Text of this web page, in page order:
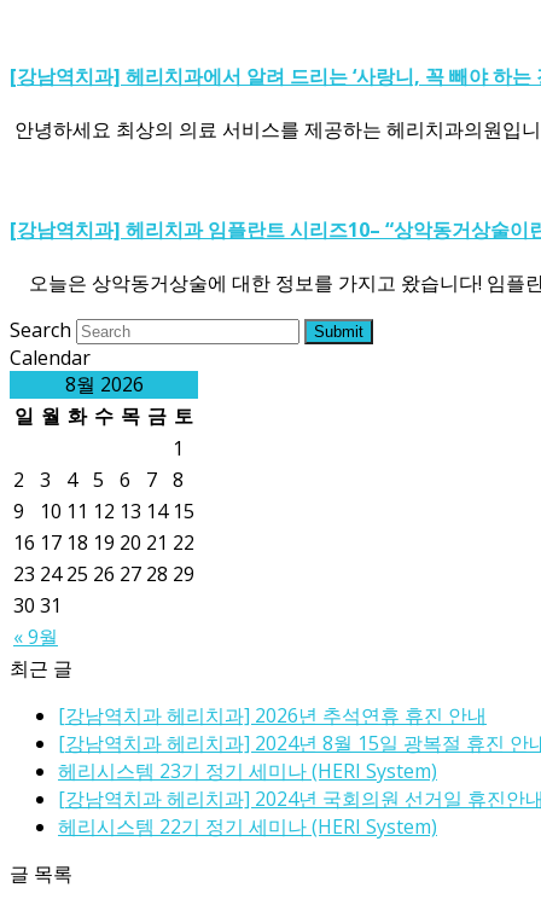
[강남역치과] 헤리치과에서 알려 드리는 ‘사랑니, 꼭 빼야 하는
안녕하세요 최상의 의료 서비스를 제공하는 헤리치과의원입
[강남역치과] 헤리치과 임플란트 시리즈10– “상악동거상술이
오늘은 상악동거상술에 대한 정보를 가지고 왔습니다! 임
Search
Submit
Calendar
8월 2026
일 월 화 수 목 금 토
« 9월
1
2
3 4 5 6 7 8
9
10 11 12 13 14 15
16 17 18 19 20 21 22
23 24 25 26 27 28 29
30 31
최근 글
[강남역치과 헤리치과] 2026년 추석연휴 휴진 안내
[강남역치과 헤리치과] 2024년 8월 15일 광복절 휴진 안
헤리시스템 23기 정기 세미나 (HERI System)
[강남역치과 헤리치과] 2024년 국회의원 선거일 휴진안
헤리시스템 22기 정기 세미나 (HERI System)
글 목록